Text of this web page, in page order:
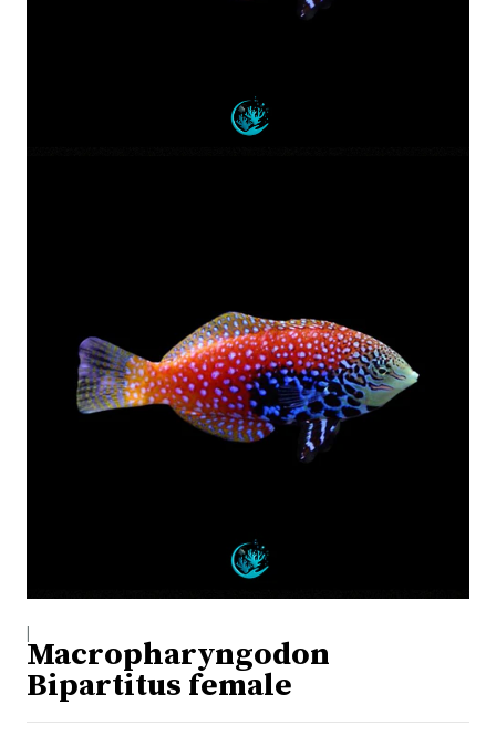
|
Macropharyngodon
Bipartitus female